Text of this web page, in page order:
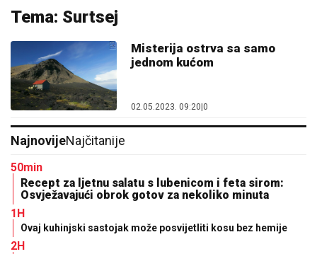
Tema: Surtsej
Misterija ostrva sa samo
jednom kućom
02.05.2023. 09:20 0
NajnovijeNajčitanije
50min
Recept za ljetnu salatu s lubenicom i feta sirom:
Osvježavajući obrok gotov za nekoliko minuta
1H
Ovaj kuhinjski sastojak može posvijetliti kosu bez hemije
2H